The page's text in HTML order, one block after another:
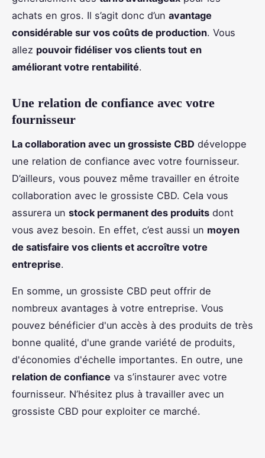
achats en gros. Il s’agit donc d’un avantage
considérable sur vos coûts de production. Vous
allez pouvoir fidéliser vos clients tout en
améliorant votre rentabilité.
Une relation de confiance avec votre
fournisseur
La collaboration avec un grossiste CBD développe
une relation de confiance avec votre fournisseur.
D’ailleurs, vous pouvez même travailler en étroite
collaboration avec le grossiste CBD. Cela vous
assurera un stock permanent des produits dont
vous avez besoin. En effet, c’est aussi un moyen
de satisfaire vos clients et accroître votre
entreprise.
En somme, un grossiste CBD peut offrir de
nombreux avantages à votre entreprise. Vous
pouvez bénéficier d'un accès à des produits de très
bonne qualité, d'une grande variété de produits,
d'économies d'échelle importantes. En outre, une
relation de confiance va s’instaurer avec votre
fournisseur. N’hésitez plus à travailler avec un
grossiste CBD pour exploiter ce marché.